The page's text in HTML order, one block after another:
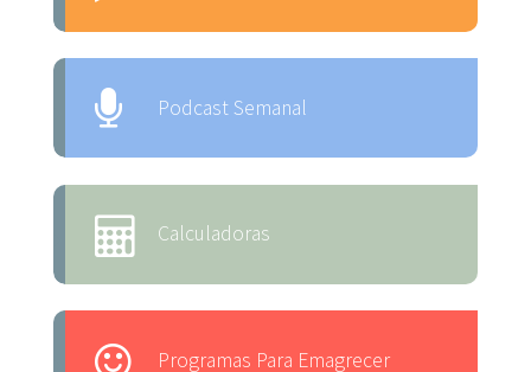
Podcast Semanal
Calculadoras
Programas Para Emagrecer